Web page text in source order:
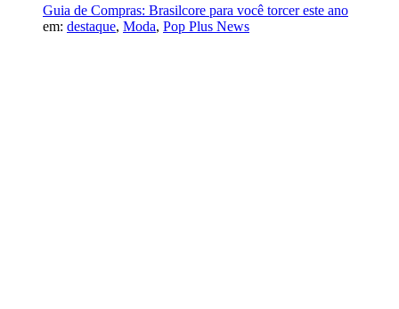
Guia de Compras: Brasilcore para você torcer este ano
em: destaque, Moda, Pop Plus News